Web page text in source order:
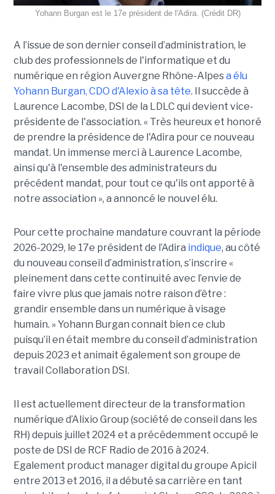
Yohann Burgan est le 17e président de l'Adira. (Crédit DR)
A l’issue de son dernier conseil d’administration, le
club des professionnels de l'informatique et du
numérique en région Auvergne Rhône-Alpesa élu
Yohann Burgan, CDO d'Alexio à sa tête. Il succède à
Laurence Lacombe, DSI de la LDLC qui devient vice-
présidente de l'association. « Très heureux et honoré
de prendre la présidence de l'Adira pour ce nouveau
mandat. Un immense merci à Laurence Lacombe,
ainsi qu'à l'ensemble des administrateurs du
précédent mandat, pour tout ce qu'ils ont apporté à
notre association », a annoncé le nouvel élu.
Pour cette prochaine mandature couvrant la période
2026-2029, le 17e président de l’Adira indique, au côté
du nouveau conseil d’administration, s’inscrire «
pleinement dans cette continuité avec l’envie de
faire vivre plus que jamais notre raison d’être :
grandir ensemble dans un numérique à visage
humain. »Yohann Burgan connait bien ce club
puisqu’il en était membre du conseil d’administration
depuis 2023 et animait également son groupe de
travail Collaboration DSI.
Il est actuellement directeur de la transformation
numérique d’Alixio Group (société de conseil dans les
RH) depuis juillet 2024 et a précédemment occupé le
poste de DSI de RCF Radio de 2016 à 2024.
Egalement product manager digital du groupe Apicil
entre 2013 et 2016, il a débuté sa carrière en tant